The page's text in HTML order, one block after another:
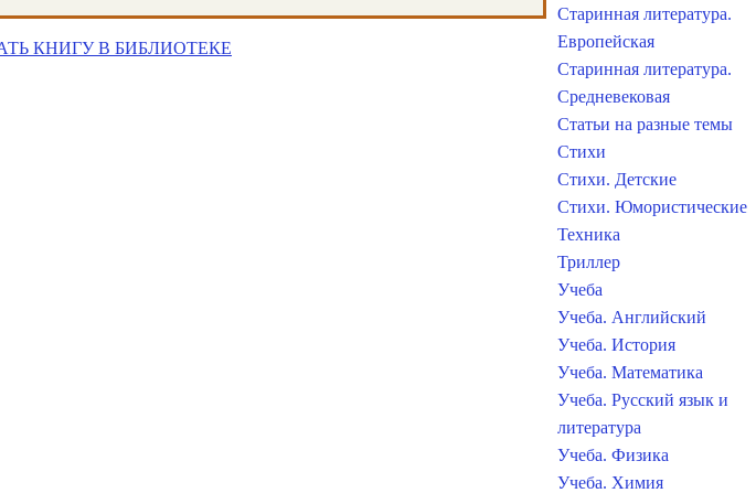
КНИГУ В БИБЛИОТЕКЕ
Старинная литература.
Европейская
Старинная литература.
Средневековая
Статьи на разные темы
Стихи
Стихи. Детские
Стихи. Юмористические
Техника
Триллер
Учеба
Учеба. Английский
Учеба. История
Учеба. Математика
Учеба. Русский язык и
литература
Учеба. Физика
Учеба. Химия